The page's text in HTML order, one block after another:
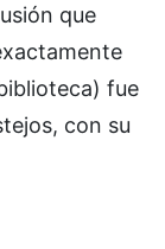
que
fue
con su